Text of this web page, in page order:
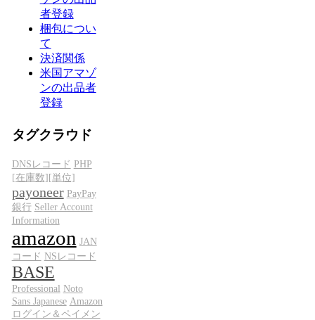
者登録
梱包につい
て
決済関係
米国アマゾ
ンの出品者
登録
タグクラウド
DNSレコード PHP
[在庫数][単位]
payoneer PayPay
銀行 Seller Account
Information
amazon JAN
コード NSレコード
BASE
Professional Noto
Sans Japanese Amazon
ログイン＆ペイメン